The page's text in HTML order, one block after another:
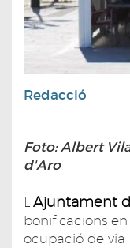
Redacció
Foto: Albert
d'Aro
L'Ajuntament
bonificacions
ocupació de